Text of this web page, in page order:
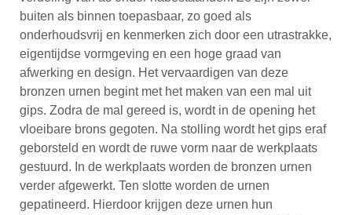
buiten als binnen toepasbaar, zo goed als
onderhoudsvrij en kenmerken zich door een utrastrakke,
eigentijdse vormgeving en een hoge graad van
afwerking en design. Het vervaardigen van deze
bronzen urnen begint met het maken van een mal uit
gips. Zodra de mal gereed is, wordt in de opening het
vloeibare brons gegoten. Na stolling wordt het gips eraf
geborsteld en wordt de ruwe vorm naar de werkplaats
gestuurd. In de werkplaats worden de bronzen urnen
verder afgewerkt. Ten slotte worden de urnen
gepatineerd. Hierdoor krijgen deze urnen hun